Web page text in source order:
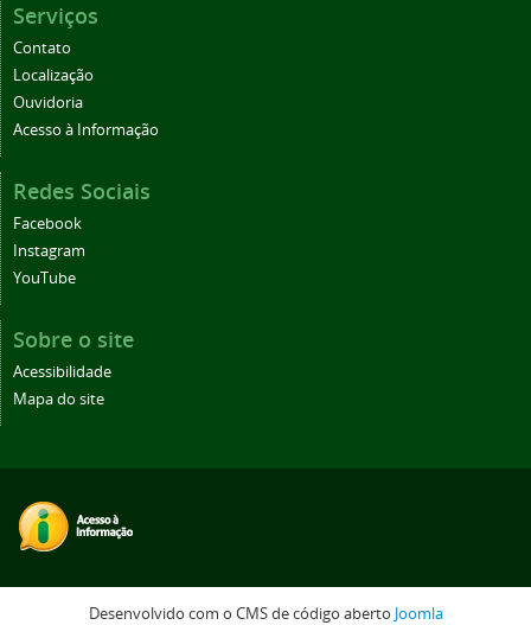
Serviços
Contato
Localização
Ouvidoria
Acesso à Informação
Redes Sociais
Facebook
Instagram
YouTube
Sobre o site
Acessibilidade
Mapa do site
Desenvolvido com o CMS de código aberto Joomla